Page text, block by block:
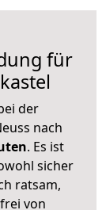
für
der
nach
. Es ist
sicher
ratsam,
von